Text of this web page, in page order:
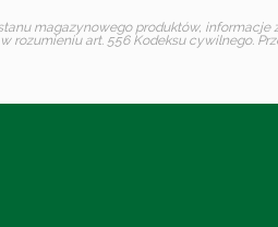
magazynowego produktów,
art. 556 Kodeksu cywilnego.